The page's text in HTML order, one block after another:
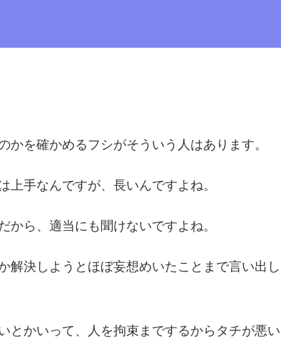
を確かめるフシがそういう人はあります。
手なんですが、長いんですよね。
ら、適当にも聞けないですよね。
解決しようとほぼ妄想めいたことまで言い出し
とかいって、人を拘束までするからタチが悪い